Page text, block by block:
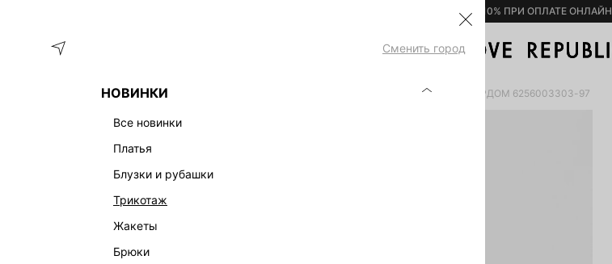
– 10% ПРИ ОПЛАТЕ ОНЛАЙН
Сменить город
НОВИНКИ
все новинки
платья
блузки и рубашки
трикотаж
жакеты
брюки
ОДЕЖДА РУБАШКА ИЗ 100% ХЛОПКА С ЖАККАРДОМ 6256003303-97